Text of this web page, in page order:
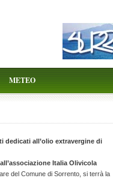
METEO
dedicati all’olio extravergine di
Italia Olivicola
del Comune di Sorrento, si terrà la